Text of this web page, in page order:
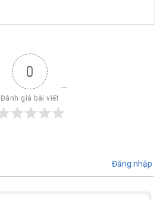
0
Đánh giá bài viết
Đăng nhập